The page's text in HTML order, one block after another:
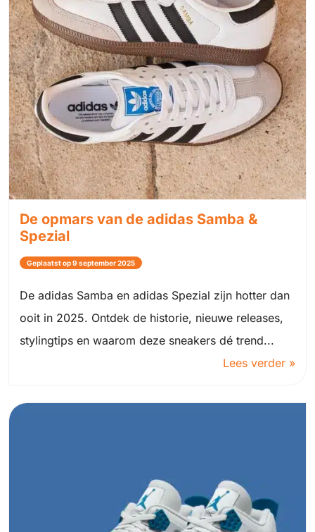
De opmars van de adidas Samba &
Spezial
Geplaatst op 9 september 2025
De adidas Samba en adidas Spezial zijn hotter dan
ooit in 2025. Ontdek de historie, nieuwe releases,
stylingtips en waarom deze sneakers dé trend...
Lees verder »